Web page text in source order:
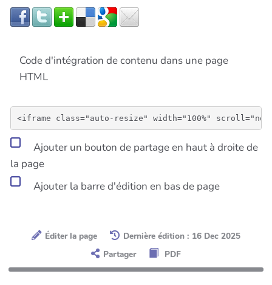
Code d'intégration de contenu dans une page
HTML
Ajouter un bouton de partage en haut à droite de
la page
Ajouter la barre d'édition en bas de page
Éditer la page
Dernière édition : 16 Dec 2025
Partager
PDF